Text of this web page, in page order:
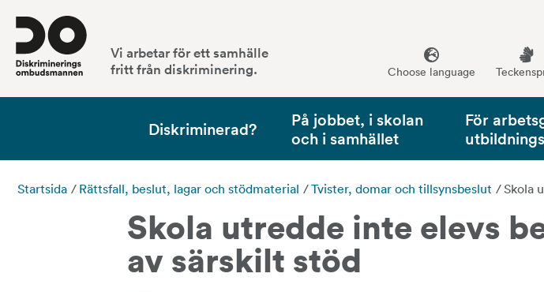
Vi arbetar för ett samhälle
fritt från diskriminering.
Choose language
Diskriminerad?
På jobbet, i skolan
och i samhället
För
Startsida / Rättsfall, beslut, lagar och stödmaterial /Tvister, domar och tillsynsbeslut /Skola
Skola utredde inte elevs
av särskilt stöd